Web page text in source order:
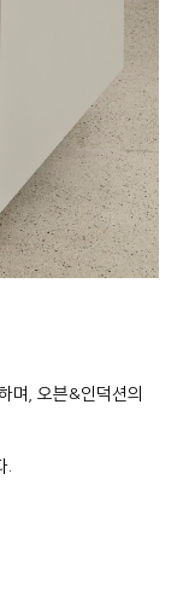
며, 오븐&인덕션의
.